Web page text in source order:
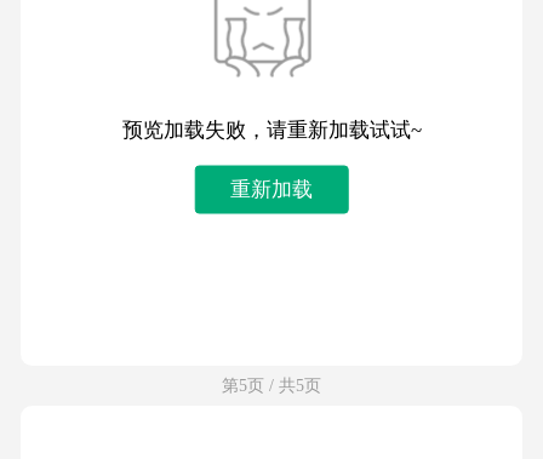
预览加载失败，请重新加载试试~
重新加载
第5页 / 共5页